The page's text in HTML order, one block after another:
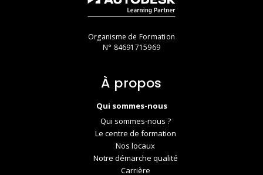
Organisme de Formation
N° 84691715969
À propos
Qui sommes-nous
Qui sommes-nous ?
Le centre de formation
Nos locaux
Notre démarche qualité
Carrière